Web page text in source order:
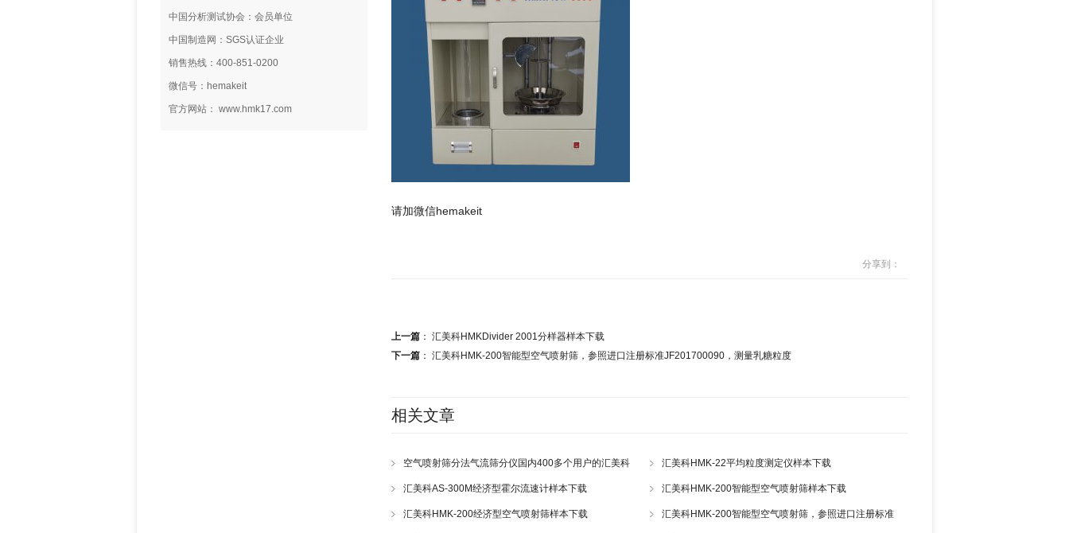
请加微信hemakeit
分享到：
上一篇 ： 汇美科HMKDivider 2001分样器样本下载
下一篇 ： 汇美科HMK-200智能型空气喷射筛，参照进口注册标准JF201700090，测量乳糖粒度
相关文章
空气喷射筛分法气流筛分仪国内400多个用户的汇美科 汇美科HMK-22平均粒度测定仪样本下载
汇美科AS-300M经济型霍尔流速计样本下载 汇美科HMK-200智能型空气喷射筛样本下载
汇美科HMK-200经济型空气喷射筛样本下载
汇美科HMK-200智能型空气喷射筛，参照进口注册标准
中国分析测试协会：会员单位
中国制造网：SGS认证企业
销售热线：400-851-0200
微信号：hemakeit
官方网站： www.hmk17.com